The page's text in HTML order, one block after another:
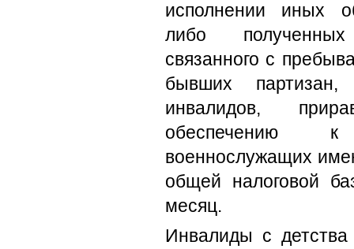
исполнении иных
либо
связанного с
бывших
инвалидов,
обеспечению к
военнослужащих
общей налоговой
месяц.
Инвалиды с